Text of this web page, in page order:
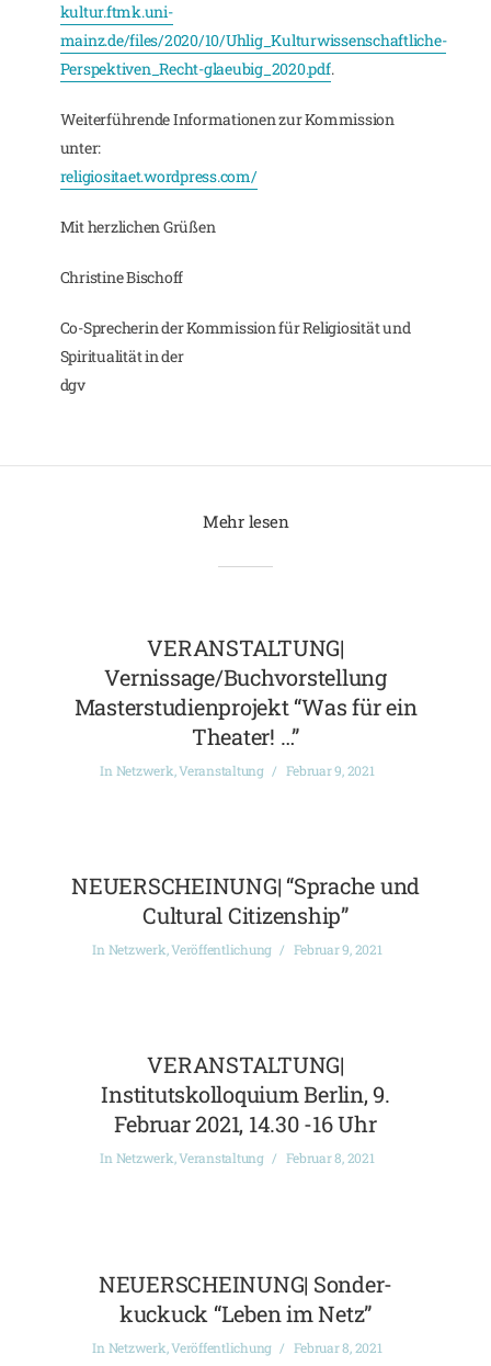
kultur.ftmk.uni-
mainz.de/files/2020/10/Uhlig_Kulturwissenschaftliche-
Perspektiven_Recht-glaeubig_2020.pdf.
Weiterführende Informationen zur Kommission
unter:
religiositaet.wordpress.com/
Mit herzlichen Grüßen
Christine Bischoff
Co-Sprecherin der Kommission für Religiosität und
Spiritualität in der
dgv
Mehr lesen
VERANSTALTUNG|
Vernissage/Buchvorstellung
Masterstudienprojekt “Was für ein
Theater! …”
In Netzwerk,Veranstaltung Februar 9, 2021
NEUERSCHEINUNG| “Sprache und
Cultural Citizenship”
In Netzwerk,Veröffentlichung Februar 9, 2021
VERANSTALTUNG|
Institutskolloquium Berlin, 9.
Februar 2021, 14.30 -16 Uhr
In Netzwerk,Veranstaltung Februar 8, 2021
NEUERSCHEINUNG| Sonder-
kuckuck “Leben im Netz”
In Netzwerk,Veröffentlichung Februar 8, 2021